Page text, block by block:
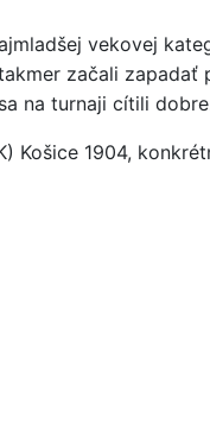
vekovej
začali
na turnaji cítili
1904,